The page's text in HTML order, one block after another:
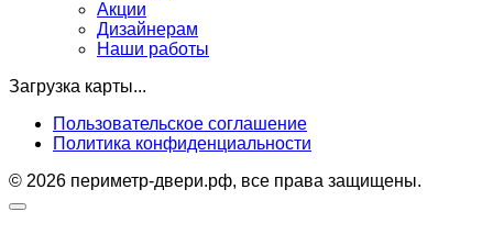
Акции
Дизайнерам
Наши работы
Загрузка карты...
Пользовательское соглашение
Политика конфиденциальности
© 2026 периметр-двери.рф, все права защищены.